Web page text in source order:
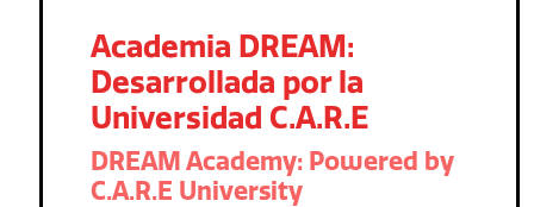
Academia DREAM:
Desarrollada por la
Universidad C.A.R.E
DREAM Academy: Powered by
C.A.R.E University